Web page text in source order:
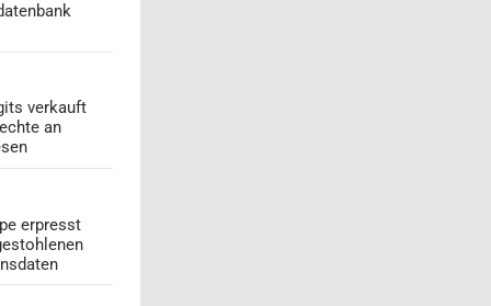
verkauft
an
erpresst